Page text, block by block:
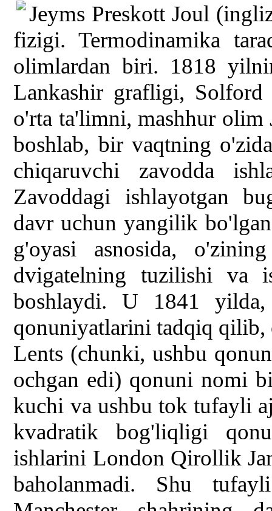
Jeyms Preskott Joul
fizigi. Termodinamika
olimlardan biri. 1818
Lankashir grafligi,
o'rta ta'limni, mashhur olim
boshlab, bir vaqtning
chiqaruvchi zavodda
Zavoddagi ishlayotgan
davr uchun yangilik
g'oyasi asnosida,
dvigatelning tuzilishi va
boshlaydi. U 1841
qonuniyatlarini tadqiq qilib,
Lents (chunki, ushbu
ochgan edi) qonuni nomi
kuchi va ushbu tok tufayli
kvadratik bog'liqligi
ishlarini London Qirollik
baholanmadi. Shu